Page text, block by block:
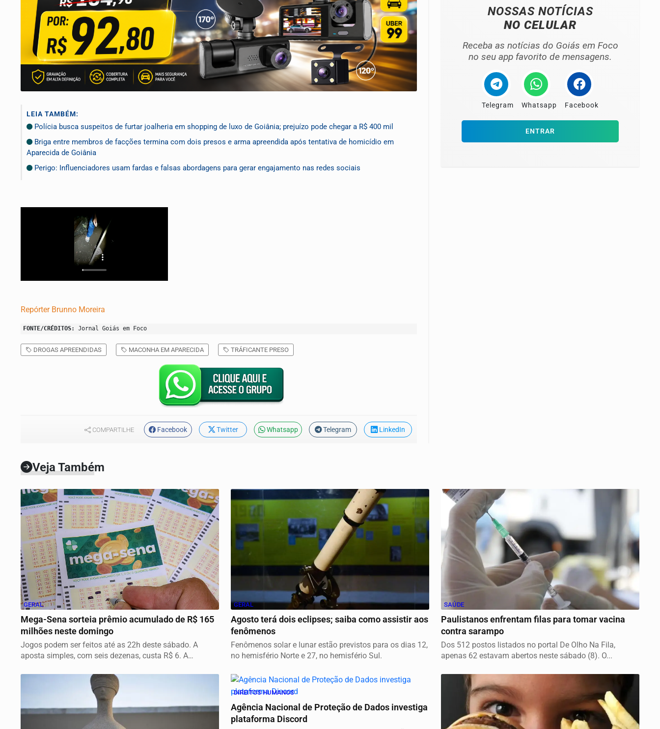
LEIA TAMBÉM:
Polícia busca suspeitos de furtar joalheria em shopping de luxo de Goiânia; prejuízo pode chegar a R$ 400 mil
Briga entre membros de facções termina com dois presos e arma apreendida após tentativa de homicídio em
Aparecida de Goiânia
Perigo: Influenciadores usam fardas e falsas abordagens para gerar engajamento nas redes sociais
Repórter Brunno Moreira
FONTE/CRÉDITOS: Jornal Goiás em Foco
DROGAS APREENDIDAS MACONHA EM APARECIDA TRÁFICANTE PRESO
COMPARTILHE Facebook Twitter Whatsapp Telegram LinkedIn
NOSSAS NOTÍCIAS
NO CELULAR
Receba as notícias do Goiás em Foco
no seu app favorito de mensagens.
Telegram Whatsapp Facebook
ENTRAR
Veja Também
GERAL
Mega-Sena sorteia prêmio acumulado de R$ 165
milhões neste domingo
Jogos podem ser feitos até as 22h deste sábado. A
aposta simples, com seis dezenas, custa R$ 6. A
GERAL
Agosto terá dois eclipses; saiba como assistir aos
fenômenos
Fenômenos solar e lunar estão previstos para os dias 12,
no hemisfério Norte e 27, no hemisfério Sul.
SAÚDE
Paulistanos enfrentam filas para tomar vacina
contra sarampo
Dos 512 postos listados no portal De Olho Na Fila,
apenas 62 estavam abertos neste sábado (8). O...
DIREITOS HUMANOS
Agência Nacional de Proteção de Dados investiga
plataforma Discord